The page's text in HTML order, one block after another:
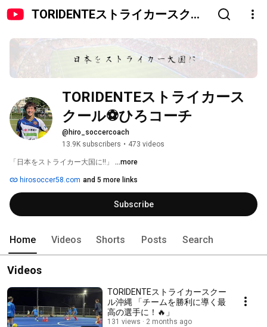
TORIDENTEストライカースクー
TORIDENTEストライカース
クール⚽️ひろコーチ
@hiro_soccercoach
13.9K subscribers • 473 videos
「日本をストライカー大国に‼️」 ...more
hirosoccer58.com and 5 more links
Subscribe
Home Videos Shorts Posts Search
Videos
TORIDENTEストライカースクー
ル沖縄 「チームを勝利に導く最
高の選手に！🔥」
131 views 2 months ago